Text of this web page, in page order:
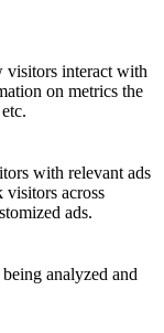
visitors interact with
on metrics the
with relevant ads
visitors across
ads.
analyzed and